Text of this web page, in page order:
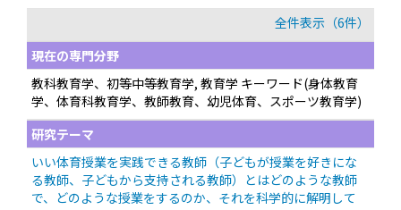
全件表示（6件）
現在の専門分野
教科教育学、初等中等教育学, 教育学 キーワード(身体教育
学、体育科教育学、教師教育、幼児体育、スポーツ教育学)
研究テーマ
いい体育授業を実践できる教師（子どもが授業を好きにな
る教師、子どもから支持される教師）とはどのような教師
で、どのような授業をするのか、それを科学的に解明して